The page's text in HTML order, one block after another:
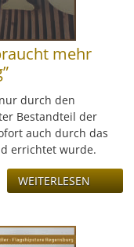
mehr
durch den
Bestandteil der
auch durch das
errichtet wurde.
WEITERLESEN